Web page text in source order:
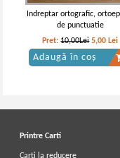
Indreptar ortografic,
de punctuatie
Pret:10,00Lei 5,00 Lei
Adaugă în coș
Printre Carti
Carți la reducere